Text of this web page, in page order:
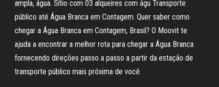
ampla, água. Sítio com 03 alqueires com águ Transporte
público até Água Branca em Contagem. Quer saber como
chegar a Água Branca em Contagem, Brasil? O Moovit te
ajuda a encontrar a melhor rota para chegar a Água Branca
fornecendo direções passo a passo a partir da estação de
transporte público mais próxima de você.